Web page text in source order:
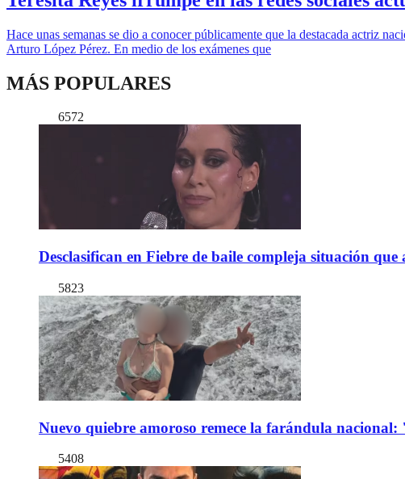
Hace unas semanas se dio a conocer públicamente que la destacada actriz
Arturo López Pérez. En medio de los exámenes que
MÁS POPULARES
6572
Desclasifican en Fiebre de baile compleja situación
5823
Nuevo quiebre amoroso remece la farándula
5408